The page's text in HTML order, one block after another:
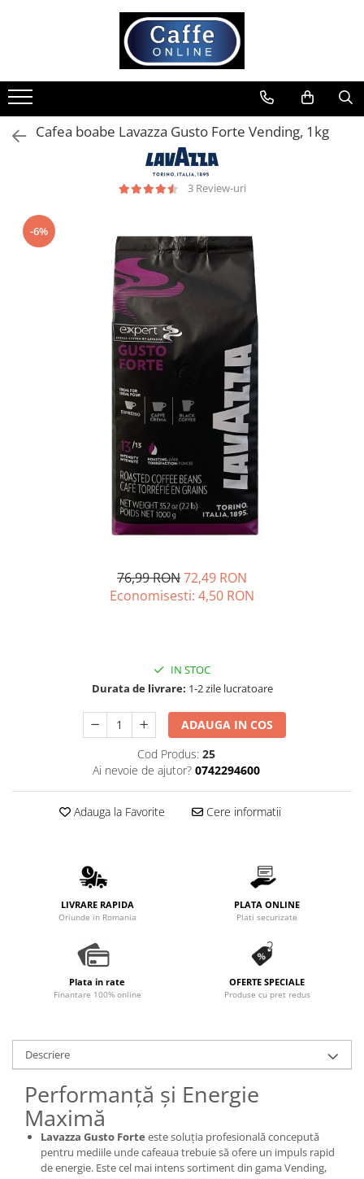
Cafea
Cafea Boabe
Capsule Cafea
Espressoare
Aparate Automate
Accesorii si intretinere
Cafea boabe Lavazza Gusto Forte Vending, 1kg
3 Review-uri
-6%
76,99 RON72,49 RON
Economisesti: 4,50 RON
IN STOC
Durata de livrare: 1-2 zile lucratoare
ADAUGA IN COS
Cod Produs: 25
Ai nevoie de ajutor? 0742294600
Adauga la Favorite Cere informatii
LIVRARE RAPIDA
Oriunde in Romania
PLATA ONLINE
Plati securizate
Plata in rate
Finantare 100% online
OFERTE SPECIALE
Produse cu pret redus
Descriere
Performanță și Energie
Maximă
Lavazza Gusto Forte este soluția profesională concepută
pentru mediile unde cafeaua trebuie să ofere un impuls rapid
de energie. Este cel mai intens sortiment din gama Vending,